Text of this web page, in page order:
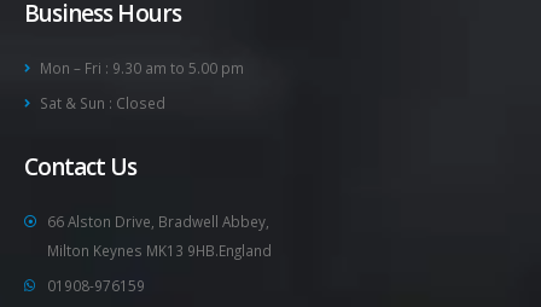
Business Hours
Mon – Fri : 9.30 am to 5.00 pm
Sat & Sun : Closed
Contact Us
66 Alston Drive, Bradwell Abbey,
Milton Keynes MK13 9HB.England
01908-976159